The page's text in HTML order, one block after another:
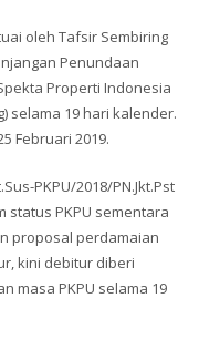
oleh Tafsir Sembiring
Penundaan
Properti Indonesia
selama 19 hari kalender.
Februari 2019.
PKPU/2018/PN.Jkt.Pst
PKPU sementara
proposal perdamaian
kini debitur diberi
masa PKPU selama 19